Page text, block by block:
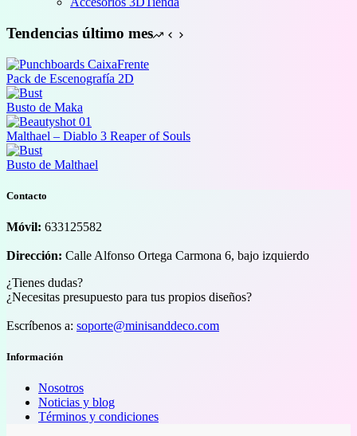
era:
es:
Tendencias último mes
Pack de Escenografía 2D
Busto de Maka
Malthael – Diablo 3 Reaper of Souls
Busto de Malthael
Contacto
Móvil: 633125582
Dirección: Calle Alfonso Ortega Carmona 6, bajo izquierdo
¿Tienes dudas?
¿Necesitas presupuesto para tus propios diseños?
Escríbenos a: soporte@minisanddeco.com
Información
Nosotros
Noticias y blog
Términos y condiciones